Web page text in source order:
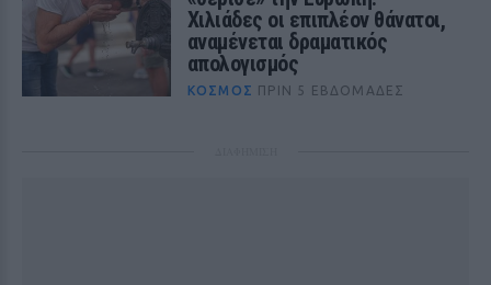
Χιλιάδες οι επιπλέον θάνατοι,
αναμένεται δραματικός
απολογισμός
ΚΌΣΜΟΣ ΠΡΙΝ 5 ΕΒΔΟΜΆΔΕΣ